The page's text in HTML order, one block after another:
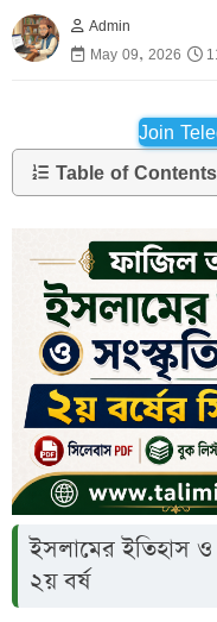
Admin
May 09, 2026
Join
Table of Contents
ইসলামের ইতিহাস ও
২য় বর্ষ